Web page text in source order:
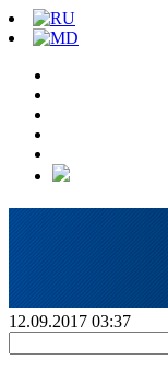
12.09.2017 03:37